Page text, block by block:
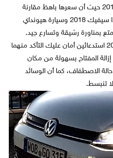
أخرى جديدة أقل سعراً من جولف 2017 حيث أن سعرها باهظ مقارنة
بسيارات مثل؛ مازدا 3 2018 وهوندا سيفيك 2018 وسيارة هيونداي
لغاية هذه اللحظة حددت جولف 2017 استدعائين أمان عليك التأكد منهما
المفتاح بسهولة من مكان
الاصطفاف، كما أن الوسائد
تنبسط.